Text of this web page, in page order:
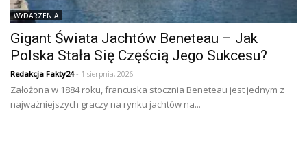
WYDARZENIA
Gigant Świata Jachtów Beneteau – Jak
Polska Stała Się Częścią Jego Sukcesu?
Redakcja Fakty24- 1 sierpnia, 2026
Założona w 1884 roku, francuska stocznia Beneteau jest jednym z
najważniejszych graczy na rynku jachtów na...